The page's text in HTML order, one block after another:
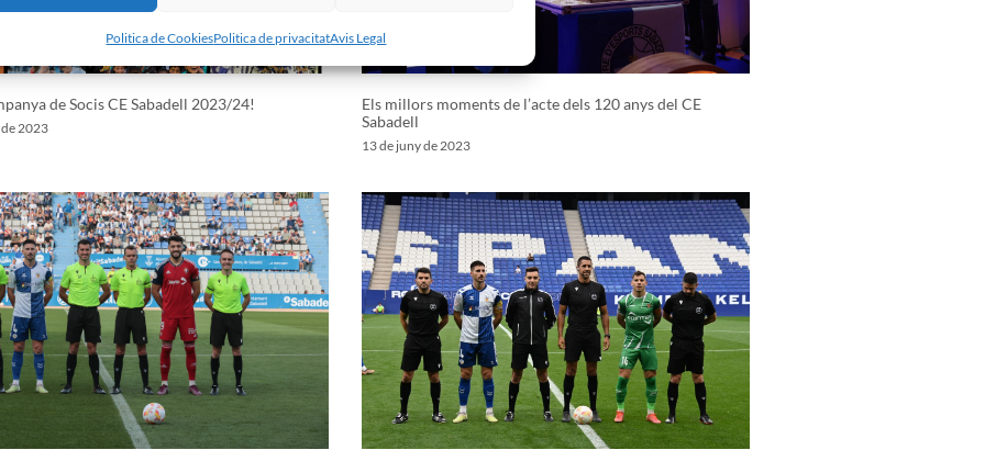
Politica de CookiesPolitica de privacitatAvis Legal
de Socis CE Sabadell 2023/24!
2023
Els millors moments de l’acte dels 120 anys del CE
Sabadell
13 de juny de 2023